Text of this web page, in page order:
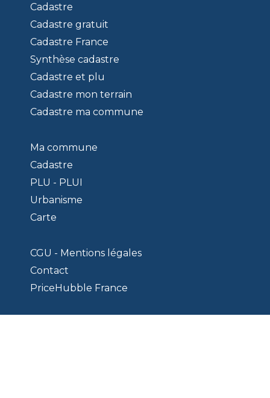
Cadastre
Cadastre gratuit
Cadastre France
Synthèse cadastre
Cadastre et plu
Cadastre mon terrain
Cadastre ma commune
Ma commune
Cadastre
PLU - PLUI
Urbanisme
Carte
CGU - Mentions légales
Contact
PriceHubble France